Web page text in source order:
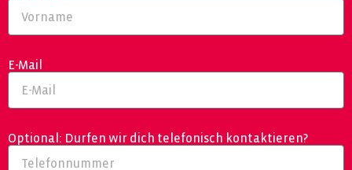
E-Mail
Optional: Durfen wir dich telefonisch kontaktieren?